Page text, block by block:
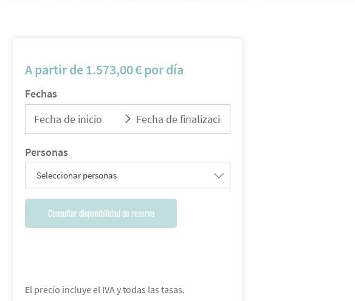
A partir de1.573,00€por día
Fechas
Personas
Seleccionar personas
Consultar disponibilidad de reserva
El precio incluye el IVA y todas las tasas.